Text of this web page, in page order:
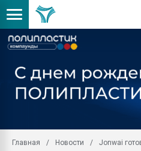
Главная Новости Jonwai